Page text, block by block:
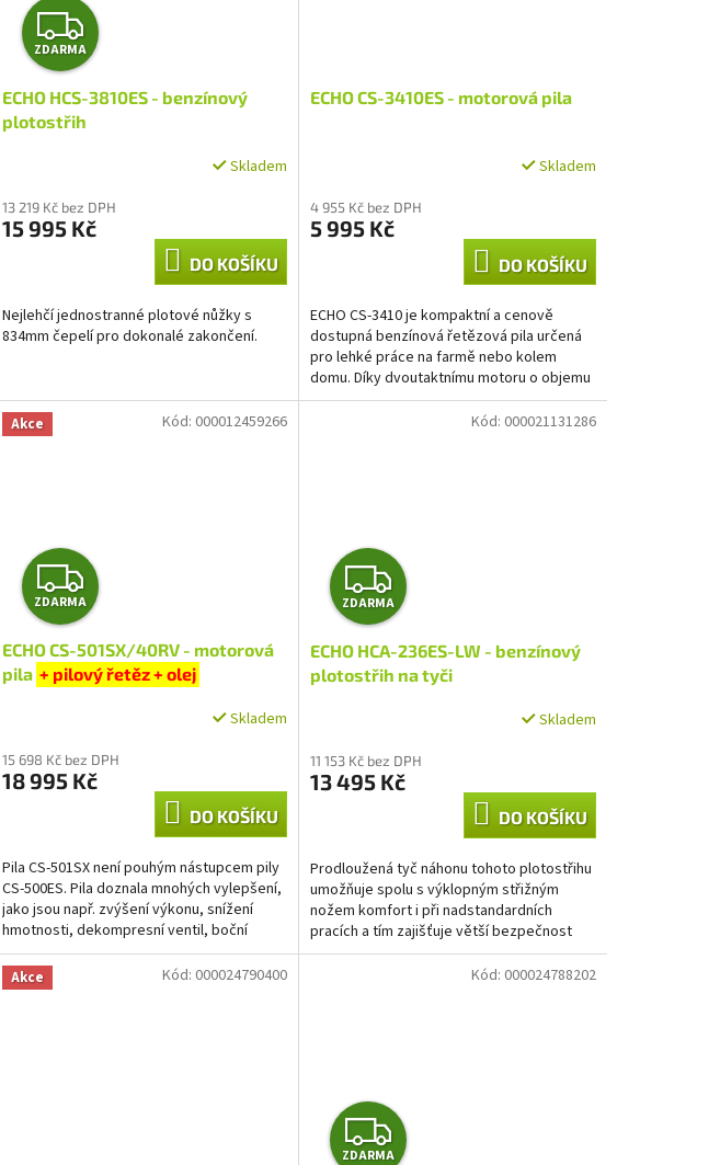
Z
D
A
M
ZDARMA
ECHO HCS-3810ES - benzínový
plotostřih
Skladem
13 219 Kč bez DPH
15 995 Kč
DO KOŠÍKU
Nejlehčí jednostranné plotové nůžky s
834mm čepelí pro dokonalé zakončení.
ECHO CS-3410ES - motorová pila
Skladem
4 955 Kč bez DPH
5 995 Kč
DO KOŠÍKU
ECHO CS-3410 je kompaktní a cenově
dostupná benzínová řetězová pila určená
pro lehké práce na farmě nebo kolem
domu. Díky dvoutaktnímu motoru o objemu
34,4 cm³ se...
Akce
Z
D
A
M
ZDARMA
ECHO CS-501SX/40RV - motorová
pila + pilový řetěz + olej
Skladem
15 698 Kč bez DPH
18 995 Kč
DO KOŠÍKU
Pila CS-501SX není pouhým nástupcem pily
CS-500ES. Pila doznala mnohých vylepšení,
jako jsou např. zvýšení výkonu, snížení
hmotnosti, dekompresní ventil, boční
napínání řetězu....
Kód: 000012459266
Z
D
A
M
ZDARMA
ECHO HCA-236ES-LW - benzínový
plotostřih na tyči
Skladem
11 153 Kč bez DPH
13 495 Kč
DO KOŠÍKU
Prodloužená tyč náhonu tohoto plotostřihu
umožňuje spolu s výklopným střižným
nožem komfort i při nadstandardních
pracích a tím zajišťuje větší bezpečnost
uživatele. Díky své...
Kód: 000021131286
Akce Kód: 000024790400
Z
ZDARMA
Kód: 000024788202